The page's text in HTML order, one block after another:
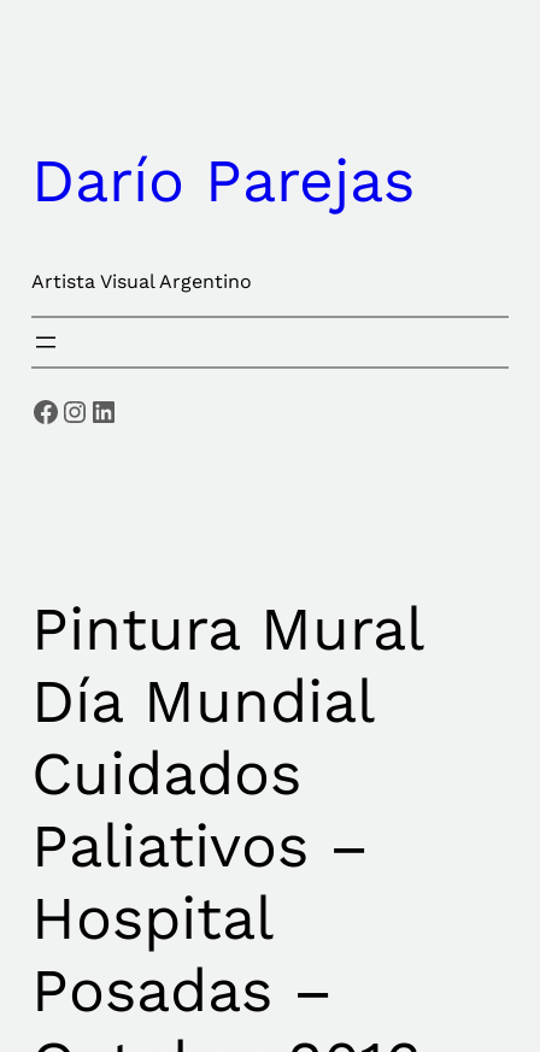
Darío Parejas
Artista Visual Argentino
Facebook Instagram LinkedIn
Pintura Mural
Día Mundial
Cuidados
Paliativos –
Hospital
Posadas –